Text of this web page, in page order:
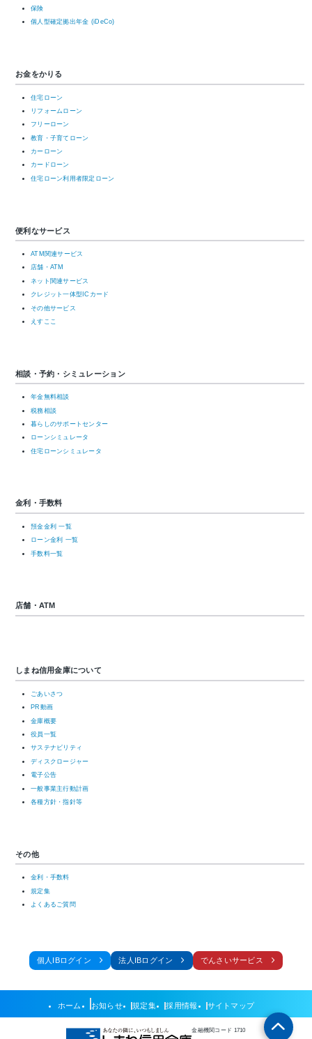
保険
個人型確定拠出年金 (iDeCo)
お金をかりる
住宅ローン
リフォームローン
フリーローン
教育・子育てローン
カーローン
カードローン
住宅ローン利用者限定ローン
便利なサービス
ATM関連サービス
店舗・ATM
ネット関連サービス
クレジット一体型ICカード
その他サービス
えすここ
相談・予約・シミュレーション
年金無料相談
税務相談
暮らしのサポートセンター
ローンシミュレータ
住宅ローンシミュレータ
金利・手数料
預金金利 一覧
ローン金利 一覧
手数料一覧
店舗・ATM
しまね信用金庫について
ごあいさつ
PR動画
金庫概要
役員一覧
サステナビリティ
ディスクロージャー
電子公告
一般事業主行動計画
各種方針・指針等
その他
金利・手数料
規定集
よくあるご質問
個人IBログイン 法人IBログイン でんさいサービス
ホーム お知らせ 規定集 採用情報 サイトマップ
金融機関コード 1710